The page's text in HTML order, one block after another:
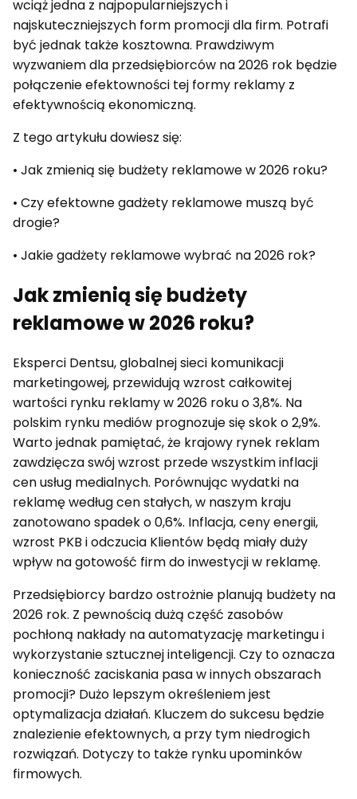
wciąż jedna z najpopularniejszych i
najskuteczniejszych form promocji dla firm. Potrafi
być jednak także kosztowna. Prawdziwym
wyzwaniem dla przedsiębiorców na 2026 rok będzie
połączenie efektowności tej formy reklamy z
efektywnością ekonomiczną.
Z tego artykułu dowiesz się:
• Jak zmienią się budżety reklamowe w 2026 roku?
• Czy efektowne gadżety reklamowe muszą być
drogie?
• Jakie gadżety reklamowe wybrać na 2026 rok?
Jak zmienią się budżety
reklamowe w 2026 roku?
Eksperci Dentsu, globalnej sieci komunikacji
marketingowej, przewidują wzrost całkowitej
wartości rynku reklamy w 2026 roku o 3,8%. Na
polskim rynku mediów prognozuje się skok o 2,9%.
Warto jednak pamiętać, że krajowy rynek reklam
zawdzięcza swój wzrost przede wszystkim inflacji
cen usług medialnych. Porównując wydatki na
reklamę według cen stałych, w naszym kraju
zanotowano spadek o 0,6%. Inflacja, ceny energii,
wzrost PKB i odczucia Klientów będą miały duży
wpływ na gotowość firm do inwestycji w reklamę.
Przedsiębiorcy bardzo ostrożnie planują budżety na
2026 rok. Z pewnością dużą część zasobów
pochłoną nakłady na automatyzację marketingu i
wykorzystanie sztucznej inteligencji. Czy to oznacza
konieczność zaciskania pasa w innych obszarach
promocji? Dużo lepszym określeniem jest
optymalizacja działań. Kluczem do sukcesu będzie
znalezienie efektownych, a przy tym niedrogich
rozwiązań. Dotyczy to także rynku upominków
firmowych.